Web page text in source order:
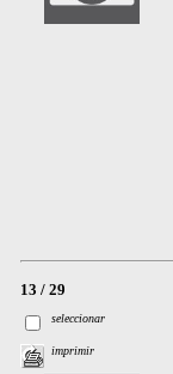
13 / 29
seleccionar
imprimir